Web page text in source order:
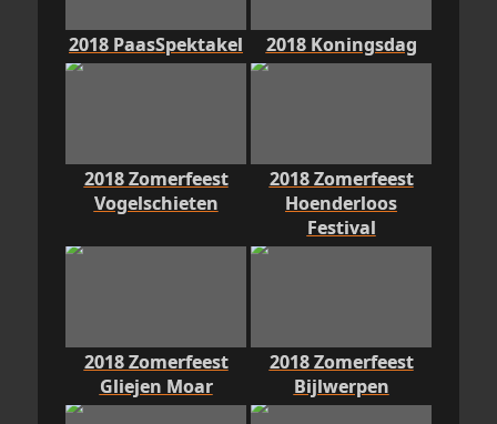
2018 PaasSpektakel 2018 Koningsdag
2018 Zomerfeest
Vogelschieten
2018 Zomerfeest
Hoenderloos
Festival
2018 Zomerfeest
Gliejen Moar
2018 Zomerfeest
Bijlwerpen